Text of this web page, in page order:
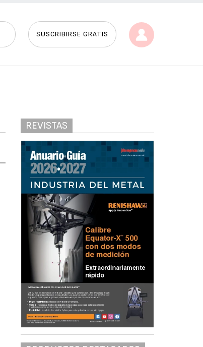
SUSCRIBIRSE GRATIS
REVISTAS